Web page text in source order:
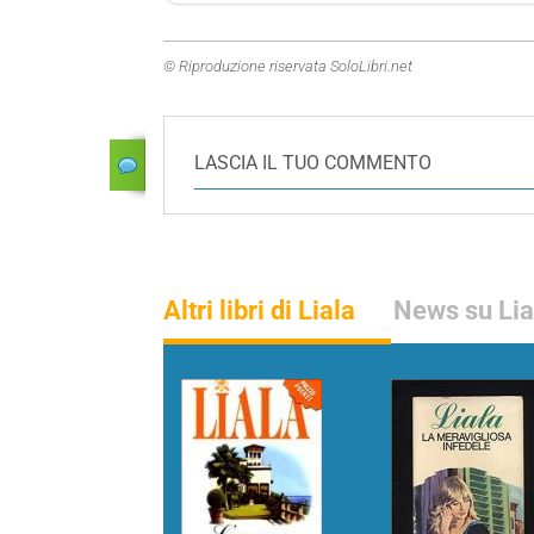
© Riproduzione riservata SoloLibri.net
LASCIA IL TUO COMMENTO
Altri libri di Liala News su